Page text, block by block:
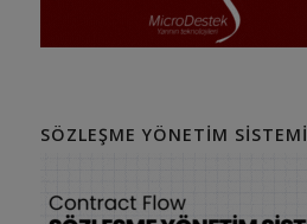
SÖZLEŞME YÖNETIM SISTEMI